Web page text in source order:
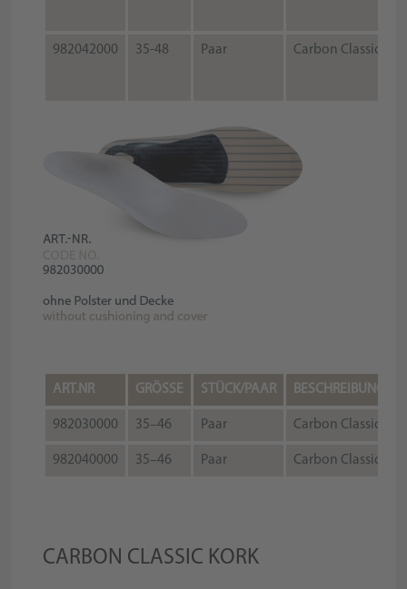
982042000 35-48 Paar Carbon Classic
ART.NR GRÖSSE STÜCK/PAAR BESCHREIBUNG
982030000 35–46 Paar Carbon Classic
982040000 35–46 Paar Carbon Classic
CARBON CLASSIC KORK